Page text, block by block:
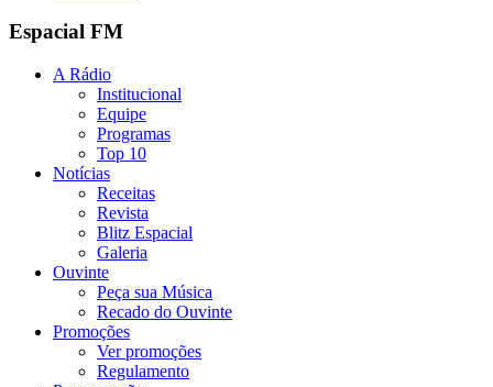
Espacial FM
A Rádio
Institucional
Equipe
Programas
Top 10
Notícias
Receitas
Revista
Blitz Espacial
Galeria
Ouvinte
Peça sua Música
Recado do Ouvinte
Promoções
Ver promoções
Regulamento